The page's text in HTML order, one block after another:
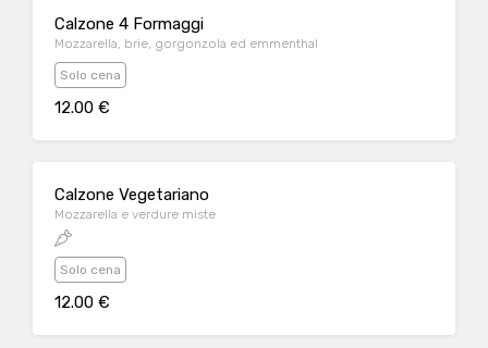
Calzone 4 Formaggi
Mozzarella, brie, gorgonzola ed emmenthal
Solo cena
12.00 €
Calzone Vegetariano
Mozzarella e verdure miste
Solo cena
12.00 €